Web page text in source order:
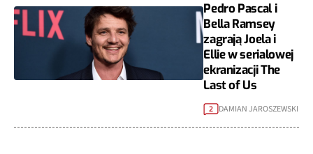
Pedro Pascal i
Bella Ramsey
zagrają Joela i
Ellie w serialowej
ekranizacji The
Last of Us
2 DAMIAN JAROSZEWSKI